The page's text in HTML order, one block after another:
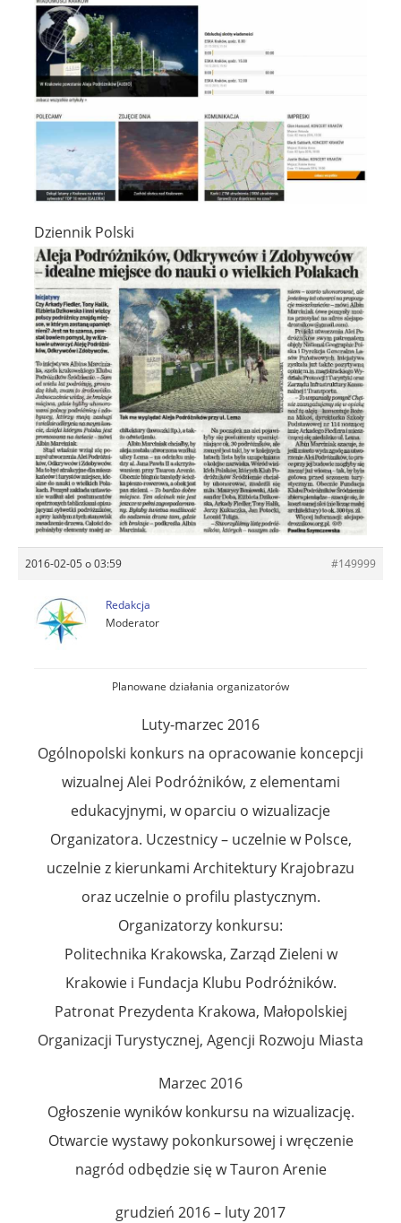
Dziennik Polski
2016-02-05 o 03:59 #149999
Redakcja
Moderator
Planowane działania organizatorów
Luty-marzec 2016
Ogólnopolski konkurs na opracowanie koncepcji
wizualnej Alei Podróżników, z elementami
edukacyjnymi, w oparciu o wizualizacje
Organizatora. Uczestnicy – uczelnie w Polsce,
uczelnie z kierunkami Architektury Krajobrazu
oraz uczelnie o profilu plastycznym.
Organizatorzy konkursu:
Politechnika Krakowska, Zarząd Zieleni w
Krakowie i Fundacja Klubu Podróżników.
Patronat Prezydenta Krakowa, Małopolskiej
Organizacji Turystycznej, Agencji Rozwoju Miasta
Marzec 2016
Ogłoszenie wyników konkursu na wizualizację.
Otwarcie wystawy pokonkursowej i wręczenie
nagród odbędzie się w Tauron Arenie
grudzień 2016 – luty 2017